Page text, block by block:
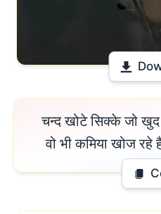
चन्द खोटे सिक्के जो खुद कभी चले नहीं बाजार में,
वो भी कमिया खोज